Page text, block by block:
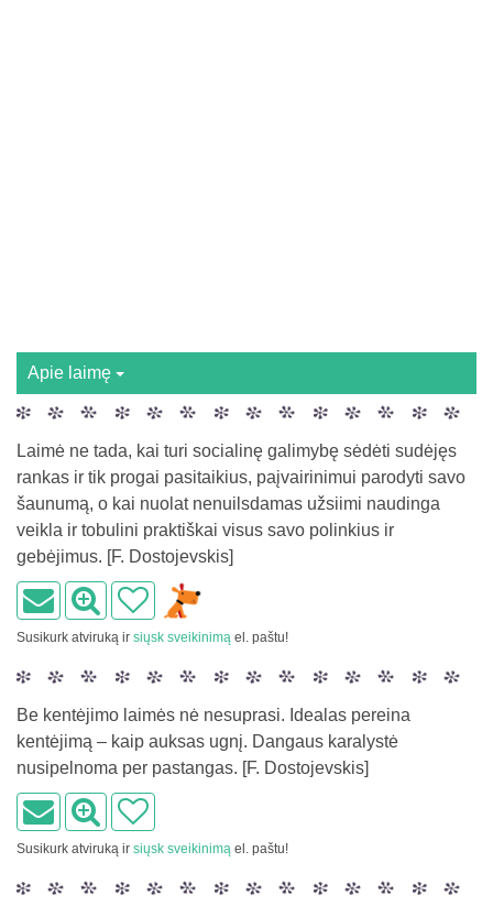
Apie laimę
Laimė ne tada, kai turi socialinę galimybę sėdėti sudėjęs
rankas ir tik progai pasitaikius, paįvairinimui parodyti savo
šaunumą, o kai nuolat nenuilsdamas užsiimi naudinga
veikla ir tobulini praktiškai visus savo polinkius ir
gebėjimus. [F. Dostojevskis]
Susikurk atviruką ir siųsk sveikinimą el. paštu!
Be kentėjimo laimės nė nesuprasi. Idealas pereina
kentėjimą – kaip auksas ugnį. Dangaus karalystė
nusipelnoma per pastangas. [F. Dostojevskis]
Susikurk atviruką ir siųsk sveikinimą el. paštu!